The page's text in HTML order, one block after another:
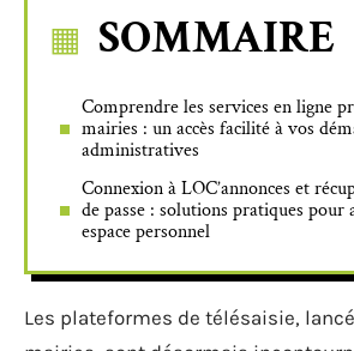
SOMMAIRE
Comprendre les services en ligne
mairies : un accès facilité à vos
administratives
Connexion à LOC’annonces et
de passe : solutions pratiques pour
espace personnel
Les plateformes de télésaisie,